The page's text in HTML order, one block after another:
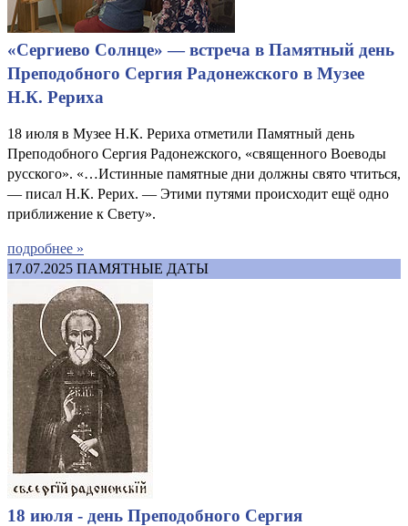
«Сергиево Солнце» — встреча в Памятный день
Преподобного Сергия Радонежского в Музее
Н.К. Рериха
18 июля в Музее Н.К. Рериха отметили Памятный день
Преподобного Сергия Радонежского, «священного Воеводы
русского». «…Истинные памятные дни должны свято чтиться,
— писал Н.К. Рерих. — Этими путями происходит ещё одно
приближение к Свету».
подробнее »
17.07.2025 ПАМЯТНЫЕ ДАТЫ
18 июля - день Преподобного Сергия